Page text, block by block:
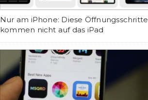
Nur am iPhone: Diese Öffnungsschritte
kommen nicht auf das iPad